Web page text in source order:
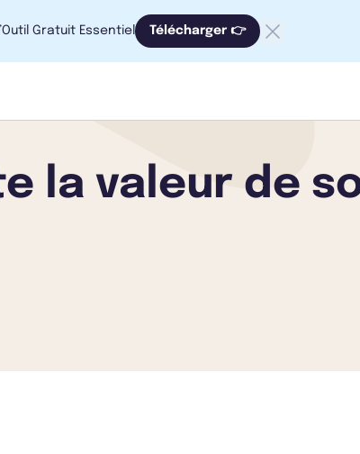
Gratuit Essentiel Télécharger 👉
la valeur de